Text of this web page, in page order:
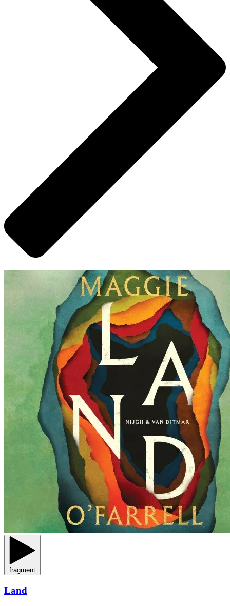
fragment
Land